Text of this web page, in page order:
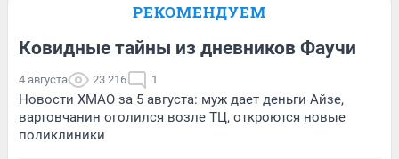
РЕКОМЕНДУЕМ
Ковидные тайны из дневников Фаучи
4 августа 23 216 1
Новости ХМАО за 5 августа: муж дает деньги Айзе,
вартовчанин оголился возле ТЦ, откроются новые
поликлиники